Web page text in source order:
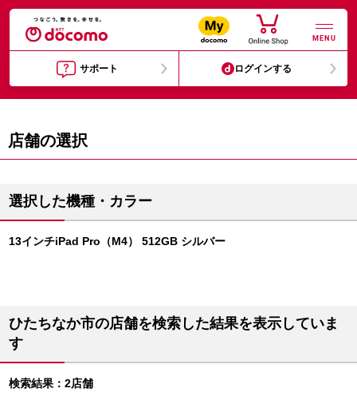
MENU
サポート ログインする
店舗の選択
選択した機種・カラー
13インチiPad Pro（M4） 512GB シルバー
ひたちなか市の店舗を検索した結果を表示していま
す
検索結果：2店舗